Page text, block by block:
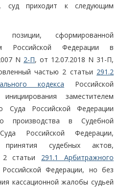
суд приходит к следующим
сформированной
Российской Федерации в
N 2-П, от 12.07.2018 N 31-П,
частью 2 статьи 291.2
кодекса Российской
заместителем
Суда Российской Федерации
производства в Судебной
Российской Федерации,
судебных актов,
2 статьи 291.1 Арбитражного
Российской Федерации, но без
кассационной жалобы судьей